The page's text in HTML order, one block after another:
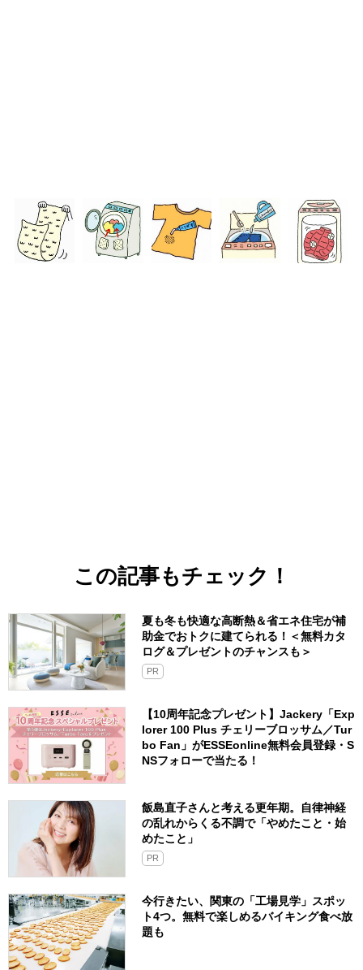
この記事もチェック！
夏も冬も快適な高断熱＆省エネ住宅が補
助金でおトクに建てられる！＜無料カタ
ログ＆プレゼントのチャンスも＞
PR
【10周年記念プレゼント】Jackery「Exp
lorer 100 Plus チェリーブロッサム／Tur
bo Fan」がESSEonline無料会員登録・S
NSフォローで当たる！
飯島直子さんと考える更年期。自律神経
の乱れからくる不調で「やめたこと・始
めたこと」
PR
今行きたい、関東の「工場見学」スポッ
ト4つ。無料で楽しめるバイキング食べ放
題も